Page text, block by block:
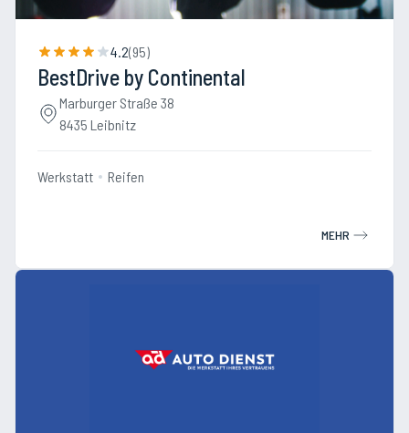
4.2(95)
BestDrive by Continental
Marburger Straße 38
8435 Leibnitz
Werkstatt Reifen
MEHR